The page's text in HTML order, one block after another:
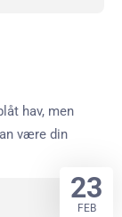
hav, men
være din
23
FEB